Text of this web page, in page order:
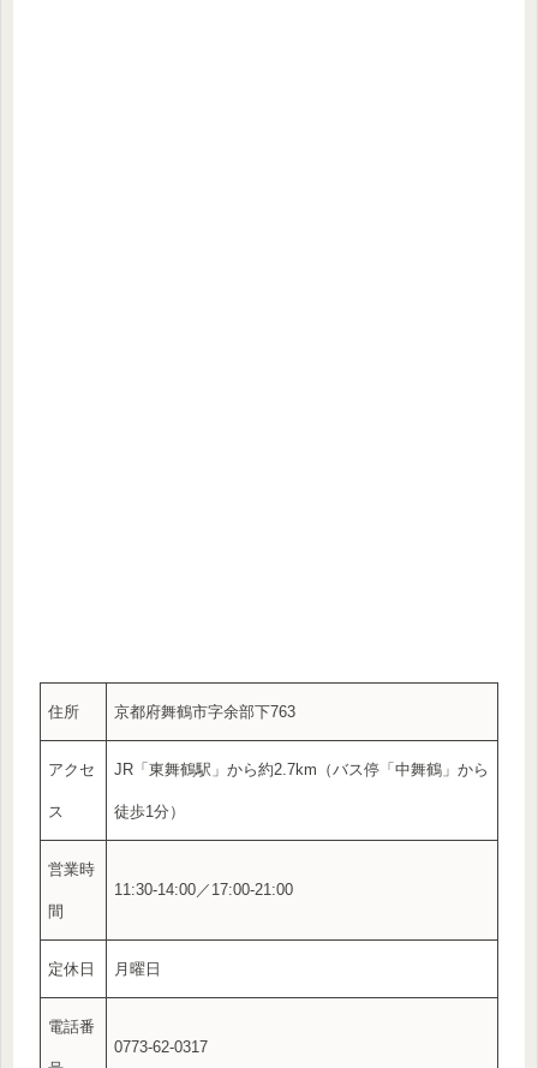
住所 京都府舞鶴市字余部下763
アクセ
ス
JR「東舞鶴駅」から約2.7km（バス停「中舞鶴」から
徒歩1分）
営業時
間
11:30-14:00／17:00-21:00
定休日 月曜日
電話番
0773-62-0317